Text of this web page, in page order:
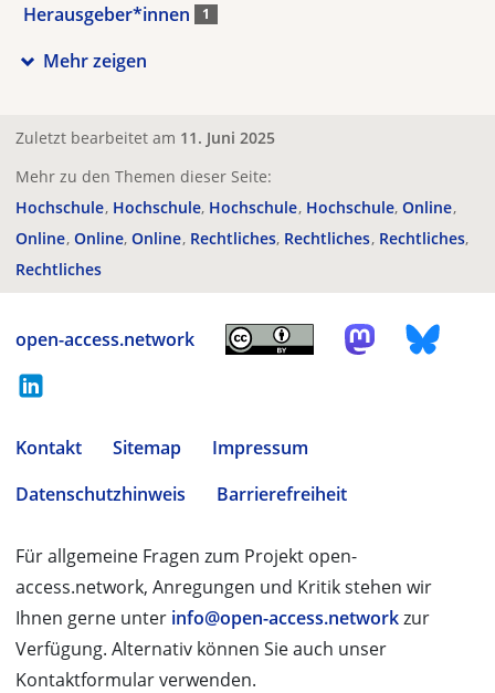
Herausgeber*innen 1
Mehr zeigen
Zuletzt bearbeitet am 11. Juni 2025
Mehr zu den Themen dieser Seite:
Hochschule Hochschule Hochschule Hochschule Online
Online Online Online Rechtliches Rechtliches Rechtliches
Rechtliches
open-access.network
Kontakt Sitemap
Impressum
Datenschutzhinweis
Barrierefreiheit
Für allgemeine Fragen zum Projekt open-
access.network, Anregungen und Kritik stehen wir
Ihnen gerne unter info@open-access.networkzur
Verfügung. Alternativ können Sie auch unser
Kontaktformular verwenden.